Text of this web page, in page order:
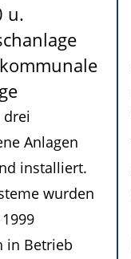
u.
Anlagen
installiert.
wurden
in Betrieb